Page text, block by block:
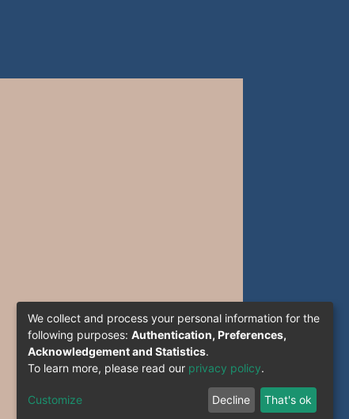
We collect and process your personal information for the
following purposes: Authentication, Preferences,
Acknowledgement and Statistics.
To learn more, please read our privacy policy.
Customize Decline That's ok